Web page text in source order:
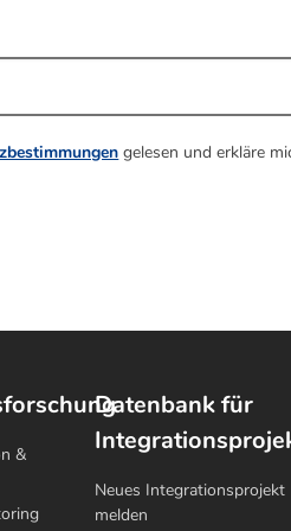
gelesen und erkläre
&
Datenbank für
Neues Integrationsprojekt
melden